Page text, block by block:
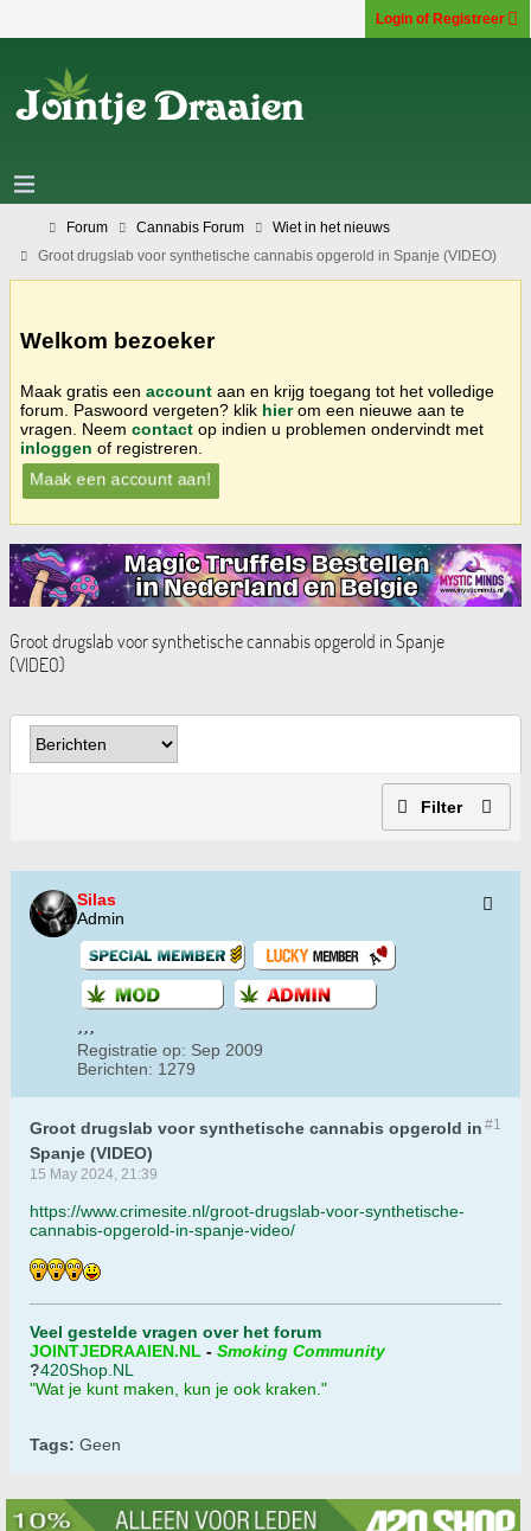
Login of Registreer
Forum Cannabis Forum
Wiet in het nieuws
Groot drugslab voor synthetische cannabis opgerold in Spanje (VIDEO)
Welkom bezoeker
Maak gratis een account aan en krijg toegang tot het volledige
forum. Paswoord vergeten? klik hierom een nieuwe aan te
vragen. Neem contact op indien u problemen ondervindt met
inloggen of registreren.
Maak een account aan!
Groot drugslab voor synthetische cannabis opgerold in Spanje
(VIDEO)
Filter
Silas
Admin
Registratie op: Sep 2009
Berichten: 1279
#1
Groot drugslab voor synthetische cannabis opgerold in
Spanje (VIDEO)
15 May 2024, 21:39
https://www.crimesite.nl/groot-drugslab-voor-synthetische-
cannabis-opgerold-in-spanje-video/
Veel gestelde vragen over het forum
JOINTJEDRAAIEN.NL - Smoking Community
?420Shop.NL
"Wat je kunt maken, kun je ook kraken."
Tags: Geen